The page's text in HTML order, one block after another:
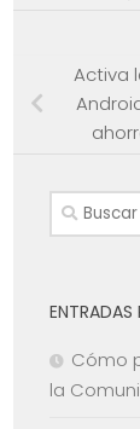
Activa
Buscar:
ENTRADAS
Cómo
la